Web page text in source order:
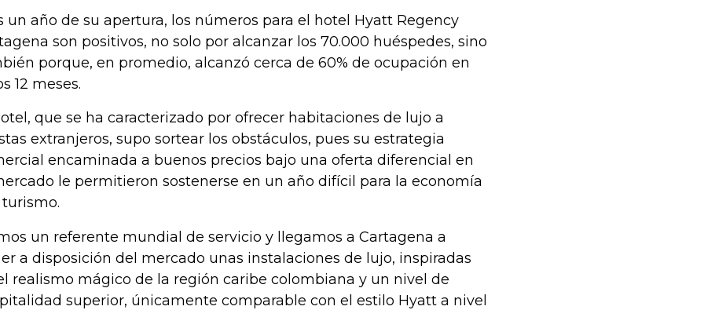
un año de su apertura, los números para el hotel Hyatt Regency
son positivos, no solo por alcanzar los 70.000 huéspedes, sino
porque, en promedio, alcanzó cerca de 60% de ocupación en
12 meses.
que se ha caracterizado por ofrecer habitaciones de lujo a
extranjeros, supo sortear los obstáculos, pues su estrategia
encaminada a buenos precios bajo una oferta diferencial en
le permitieron sostenerse en un año difícil para la economía
un referente mundial de servicio y llegamos a Cartagena a
a disposición del mercado unas instalaciones de lujo, inspiradas
realismo mágico de la región caribe colombiana y un nivel de
superior, únicamente comparable con el estilo Hyatt a nivel